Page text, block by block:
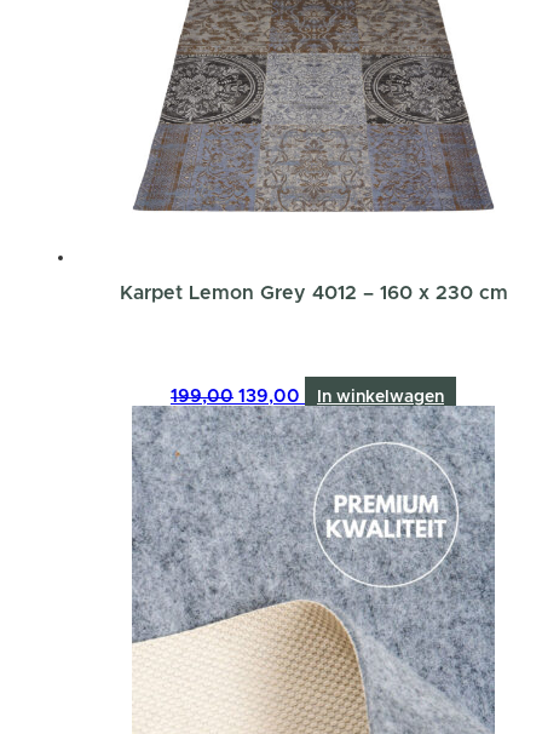
Karpet Lemon Grey 4012 – 160 x 230 cm
199,00 Oorspronkelijke
prijs
was:
199,00.
139,00 Huidige
prijs
is:
139,00.
In winkelwagen